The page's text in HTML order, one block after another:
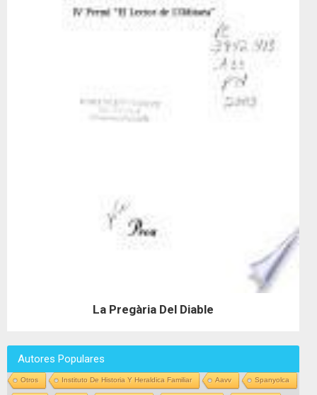
La Pregària Del Diable
Autores Populares
Otros Instituto De Historia Y Heraldica Familiar Aavv Spanyolca